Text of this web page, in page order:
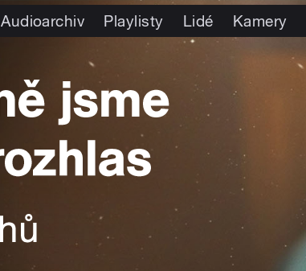
Audioarchiv Playlisty Lidé Kamery